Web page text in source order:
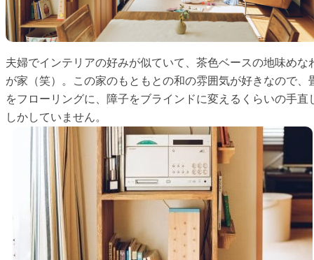
夫婦でインテリアの好みが似ていて、茶色ベースの地味めな
が家（笑）。この家のもともとの和の雰囲気が好きなので、
をフローリングに、障子をブラインドに変えるくらいの手直
しかしていません。